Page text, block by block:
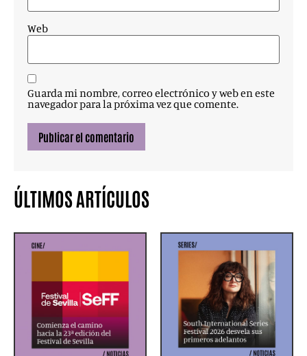
Web
Guarda mi nombre, correo electrónico y web en este
navegador para la próxima vez que comente.
ÚLTIMOS ARTÍCULOS